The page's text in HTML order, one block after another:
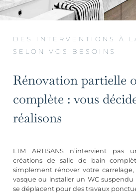
DES INTERVENTIONS À
SELON VOS BESOINS
Rénovation partielle
complète : vous
réalisons
LTM ARTISANS n’intervient pas
créations de salle de bain
simplement rénover votre
vasque ou installer un WC
se déplacent pour des travaux